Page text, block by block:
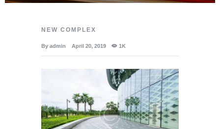
NEW COMPLEX
By admin April 20, 2019 1K